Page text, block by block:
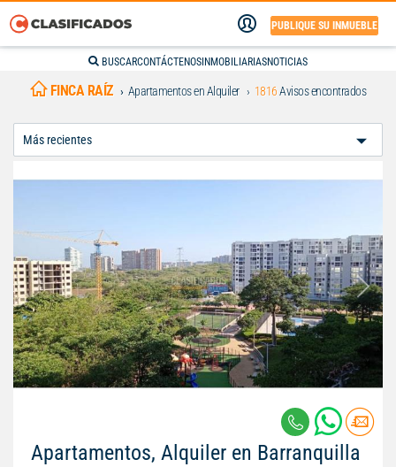
PUBLIQUE SU INMUEBLE
BUSCARCONTÁCTENOS INMOBILIARIASNOTICIAS
FINCA RAÍZ Apartamentos en Alquiler 1816Avisos encontrados
Apartamentos, Alquiler en Barranquilla